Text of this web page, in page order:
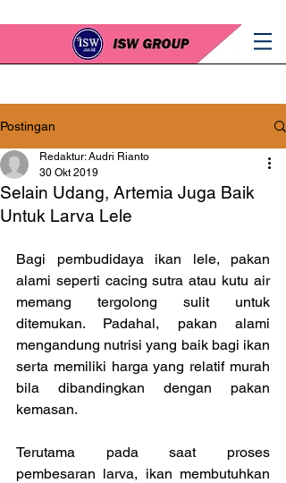
Postingan
Selain Udang, Artemia Juga Baik
Untuk Larva Lele
Redaktur: Audri Rianto
30 Okt 2019
Bagi pembudidaya ikan lele, pakan
alami seperti cacing sutra atau kutu air
memang tergolong sulit untuk
ditemukan. Padahal, pakan alami
mengandung nutrisi yang baik bagi ikan
serta memiliki harga yang relatif murah
bila dibandingkan dengan pakan
kemasan.
Terutama pada saat proses
pembesaran larva, ikan membutuhkan